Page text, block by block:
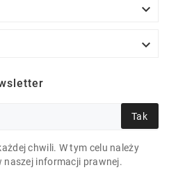


Tak
chwili. W tym celu należy
naszej informacji prawnej.